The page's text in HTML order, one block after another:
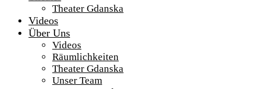
Theater Gdanska
Videos
Über Uns
Videos
Räumlichkeiten
Theater Gdanska
Unser Team